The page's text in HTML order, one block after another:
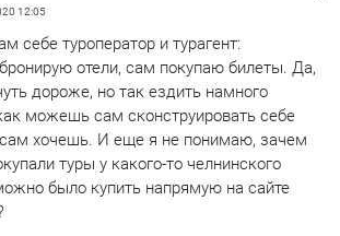
12:05
себе туроператор и турагент:
отели, сам покупаю билеты. Да,
дороже, но так ездить намного
можешь сам сконструировать себе
сам хочешь. И еще я не понимаю, зачем
туры у какого-то челнинского
было купить напрямую на сайте